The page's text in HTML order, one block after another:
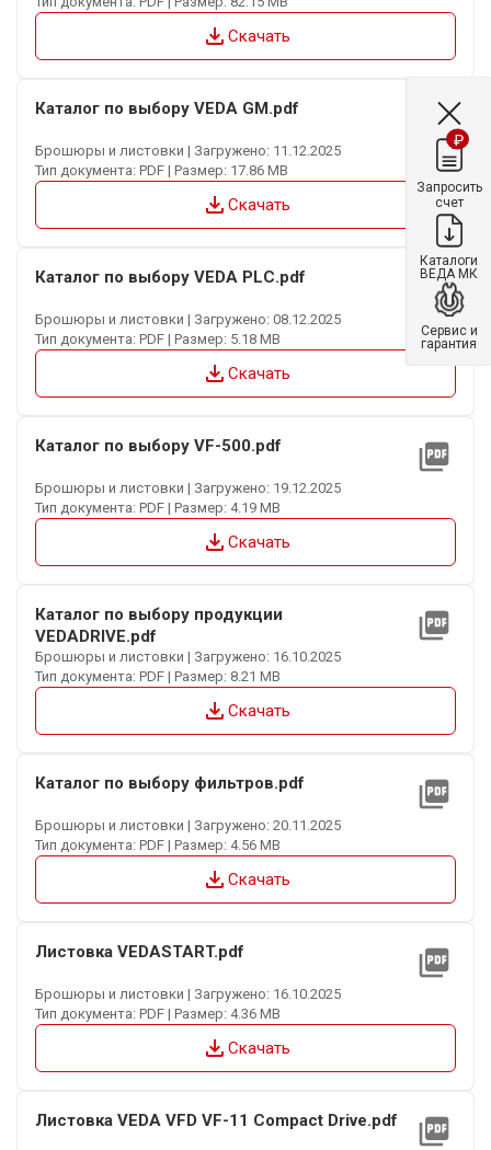
file_download Скачать
Каталог по выбору VEDA GM.pdf picture_as_pdf
Брошюры и листовки | Загружено: 11.12.2025
Тип документа: PDF | Размер: 17.86 MB
file_download Скачать
Каталог по выбору VEDA PLC.pdf picture_as_pdf
Брошюры и листовки | Загружено: 08.12.2025
Тип документа: PDF | Размер: 5.18 MB
file_download Скачать
Каталог по выбору VF-500.pdf picture_as_pdf
Брошюры и листовки | Загружено: 19.12.2025
Тип документа: PDF | Размер: 4.19 MB
file_download Скачать
Каталог по выбору продукции
VEDADRIVE.pdf
picture_as_pdf
Брошюры и листовки | Загружено: 16.10.2025
Тип документа: PDF | Размер: 8.21 MB
file_download Скачать
Каталог по выбору фильтров.pdf picture_as_pdf
Брошюры и листовки | Загружено: 20.11.2025
Тип документа: PDF | Размер: 4.56 MB
file_download Скачать
Листовка VEDASTART.pdf picture_as_pdf
Брошюры и листовки | Загружено: 16.10.2025
Тип документа: PDF | Размер: 4.36 MB
file_download Скачать
Листовка VEDA VFD VF-11 Compact Drive.pdf picture_as_pdf
₽
Запросить
счет
Каталоги
ВЕДА МК
Сервис и
гарантия